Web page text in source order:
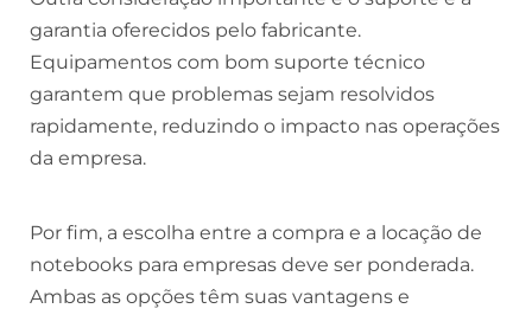
garantia oferecidos pelo fabricante.
Equipamentos com bom suporte técnico
garantem que problemas sejam resolvidos
rapidamente, reduzindo o impacto nas operações
da empresa.
Por fim, a escolha entre a compra e a locação de
notebooks para empresas deve ser ponderada.
Ambas as opções têm suas vantagens e